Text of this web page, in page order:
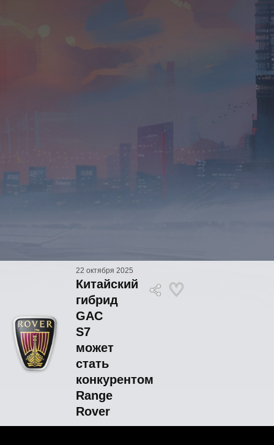
22 октября 2025
Китайский
гибрид
GAC
S7
может
стать
конкурентом
Range
Rover